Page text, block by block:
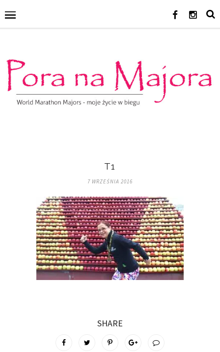
T1
7 WRZEŚNIA 2016
SHARE